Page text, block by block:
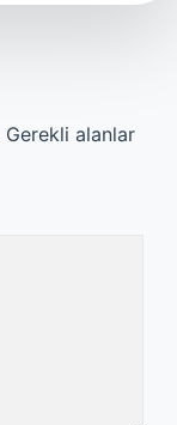
Gerekli alanlar